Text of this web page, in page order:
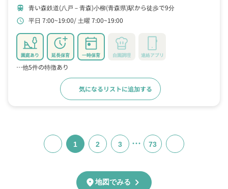
train 青い森鉄道(八戸－青森)小柳(青森県)駅から徒歩で9分
schedule 平日 7:00~19:00 土曜 7:00~19:00
園庭あり 延長保育 一時保育 自園調理 連絡アプリ
…他5件の特徴あり
気になるリストに追加する
1 2 3 … 73
location_on地図でみる chevron_right